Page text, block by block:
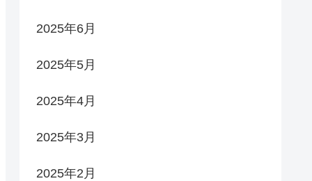
2025年6月
2025年5月
2025年4月
2025年3月
2025年2月